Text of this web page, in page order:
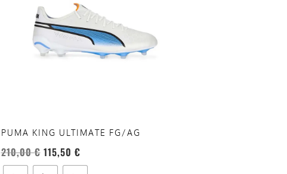
PUMA KING ULTIMATE FG/AG
210,00€ 115,50 €
del
prodotto